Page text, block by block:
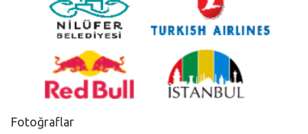
Fotoğraflar